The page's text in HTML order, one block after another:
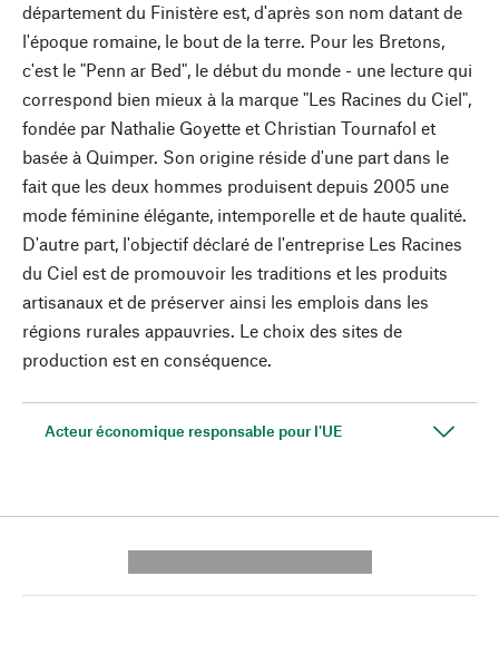
département du Finistère est, d'après son nom datant de
l'époque romaine, le bout de la terre. Pour les Bretons,
c'est le "Penn ar Bed", le début du monde - une lecture qui
correspond bien mieux à la marque "Les Racines du Ciel",
fondée par Nathalie Goyette et Christian Tournafol et
basée à Quimper. Son origine réside d'une part dans le
fait que les deux hommes produisent depuis 2005 une
mode féminine élégante, intemporelle et de haute qualité.
D'autre part, l'objectif déclaré de l'entreprise Les Racines
du Ciel est de promouvoir les traditions et les produits
artisanaux et de préserver ainsi les emplois dans les
régions rurales appauvries. Le choix des sites de
production est en conséquence.
Acteur économique responsable pour l'UE